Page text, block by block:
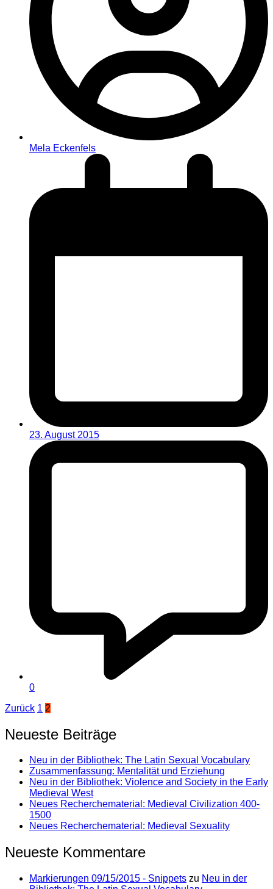
Mela Eckenfels
23. August 2015
0
Seitennummerierung
der
Beiträge
Zurück 1 2
Neueste Beiträge
Neu in der Bibliothek: The Latin Sexual Vocabulary
Zusammenfassung: Mentalität und Erziehung
Neu in der Bibliothek: Violence and Society in the Early
Medieval West
Neues Recherchematerial: Medieval Civilization 400-
1500
Neues Recherchematerial: Medieval Sexuality
Neueste Kommentare
Markierungen 09/15/2015 - Snippets zu Neu in der